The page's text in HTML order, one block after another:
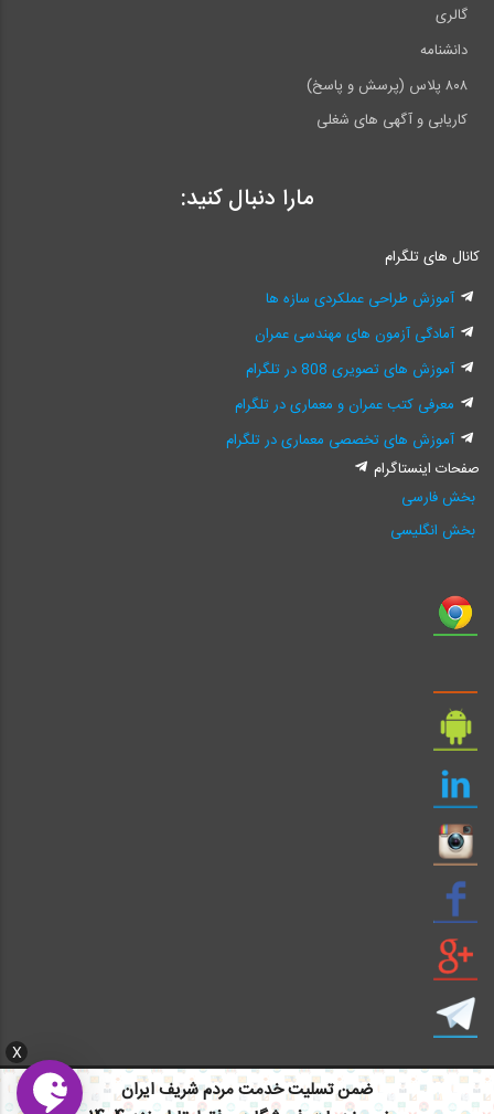
X
ضمن تسلیت خدمت مردم شریف ایران
گالری
دانشنامه
۸۰۸ پلاس (پرسش و پاسخ)
کاریابی و آگهی های شغلی
مارا دنبال کنید:
کانال های تلگرام
آموزش طراحی عملکردی سازه ها
آمادگی آزمون های مهندسی عمران
آموزش های تصویری 808 در تلگرام
معرفی کتب عمران و معماری در تلگرام
آموزش های تخصصی معماری در تلگرام
صفحات اینستاگرام
بخش فارسی
بخش انگلیسی